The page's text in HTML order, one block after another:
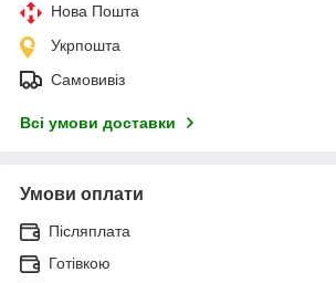
Нова Пошта
Укрпошта
Самовивіз
Всі умови доставки
Умови оплати
Післяплата
Готівкою